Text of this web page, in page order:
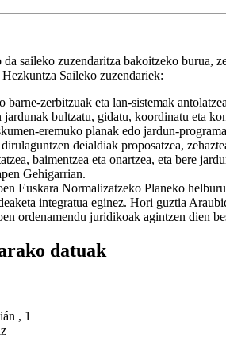
saileko zuzendaritza bakoitzeko burua,
Saileko zuzendariek:
barne-zerbitzuak eta lan-sistemak
jardunak bultzatu, gidatu, koordinatu eta
eremuko planak edo jardun-
deialdiak proposatzea,
baimentzea eta onartzea, eta bere
Gehigarrian.
Euskara Normalizatzeko Planeko
integratua eginez. Hori guztia
ordenamendu juridikoak agintzen dien
datuak
, 1